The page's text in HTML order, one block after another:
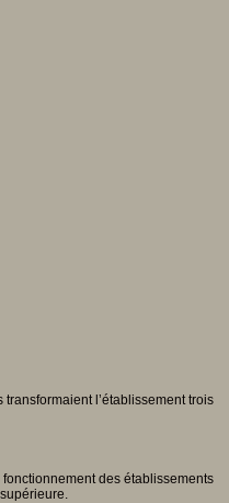
l’établissement trois
fonctionnement des établissements